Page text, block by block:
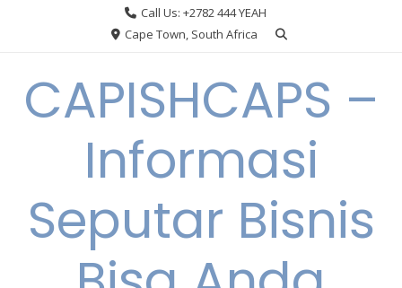
Call Us: +2782 444 YEAH
Cape Town, South Africa
CAPISHCAPS –
Informasi
Seputar Bisnis